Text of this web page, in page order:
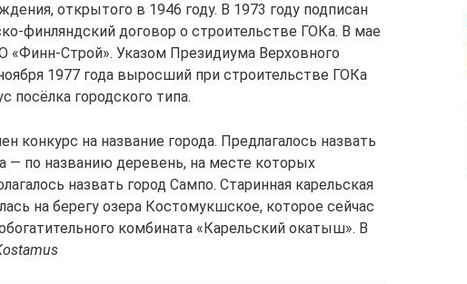
открытого в 1946 году. В 1973 году подписан
финляндский договор о строительстве ГОКа. В мае
«Финн-Строй». Указом Президиума Верховного
1977 года выросший при строительстве ГОКа
посёлка городского типа.
конкурс на название города. Предлагалось назвать
— по названию деревень, на месте которых
назвать город Сампо. Старинная карельская
на берегу озера Костомукшское, которое сейчас
комбината «Карельский окатыш». В